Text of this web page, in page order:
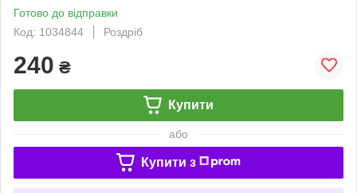
Готово до відправки
Код: 1034844
Роздріб
240 ₴
Купити
або
Купити з